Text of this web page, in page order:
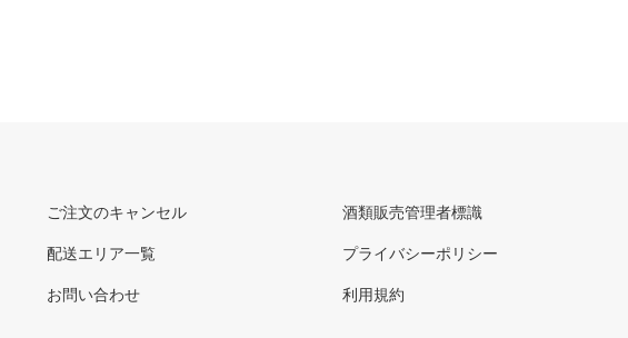
ご注文のキャンセル
配送エリア一覧
お問い合わせ
酒類販売管理者標識
プライバシーポリシー
利用規約